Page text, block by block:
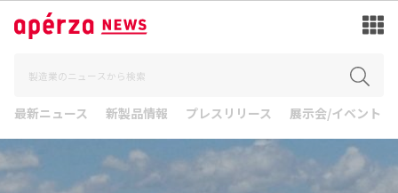
最新ニュース 新製品情報 プレスリリース 展示会/イベント